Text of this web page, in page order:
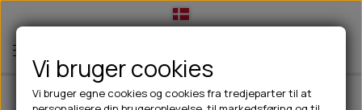
Vi bruger cookies
Vi bruger egne cookies og cookies fra tredjeparter til at